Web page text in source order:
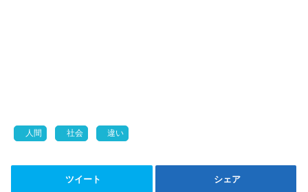
人間 社会 違い
ツイート シェア